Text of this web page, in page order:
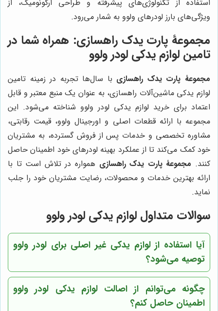
استفاده از تکنولوژی‌های پیشرفته و طراحی ارگونومیک، از
ویژگی‌های بارز لودرهای ولوو به شمار می‌رود.
مجموعۀ پارت یدک راهسازی: همراه شما در
تامین لوازم یدکی لودر ولوو
مجموعۀ پارت یدک راهسازی با سال‌ها تجربه در زمینه تامین
لوازم یدکی ماشین‌آلات راهسازی، به عنوان یک منبع معتبر و قابل
اعتماد برای خرید لوازم یدکی لودر ولوو شناخته می‌شود. این
مجموعه با ارائه قطعات اصلی و اورجینال ولوو، قیمت رقابتی،
مشاوره تخصصی و خدمات پس از فروش گسترده، به مشتریان
خود کمک می‌کند تا از عملکرد بهینه لودرهای خود اطمینان حاصل
کنند. مجموعۀ پارت یدک راهسازی همواره در تلاش است تا با
ارائه بهترین خدمات و محصولات، رضایت مشتریان خود را جلب
نماید.
سوالات متداول لوازم یدکی لودر ولوو
آیا استفاده از لوازم یدکی غیر اصلی برای لودر ولوو
توصیه می‌شود؟
چگونه می‌توانم از اصالت لوازم یدکی لودر ولوو
اطمینان حاصل کنم؟